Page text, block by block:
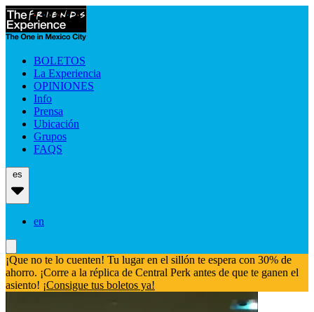
BOLETOS
La Experiencia
OPINIONES
Info
Prensa
Ubicación
Grupos
FAQS
es
en
¡Que no te lo cuenten! Tu lugar en el sillón te espera con 30% de
ahorro. ¡Corre a la réplica de Central Perk antes de que te ganen el
asiento! ¡Consigue tus boletos ya!